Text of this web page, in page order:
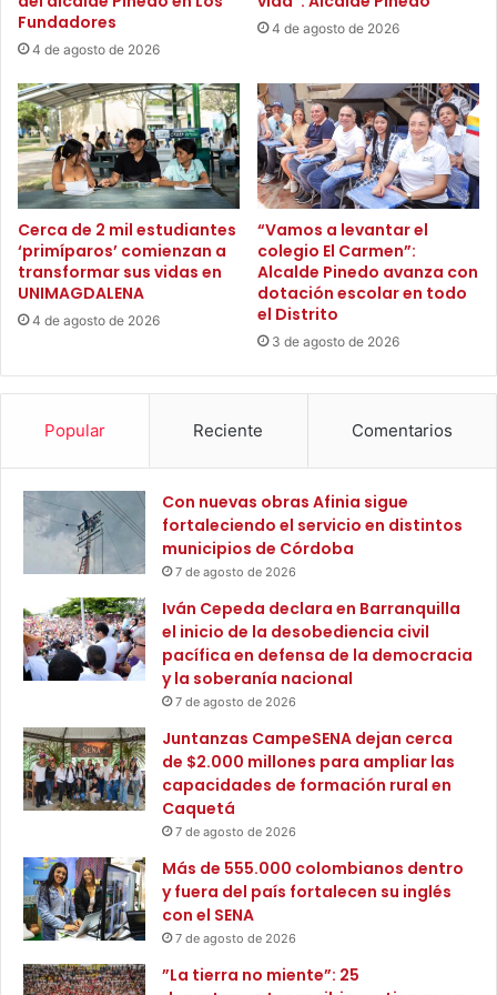
m
M
i
n
i
s
t
r
a
d
e
R
e
s
E
o
s
d
e
C
o
m
b
a
l
n
z
a
m
i
e
n
t
o
d
e
e
v
e
n
o
n
e
s
o
e
c
Fundadores
4 de agosto de 2026
4 de agosto de 2026
Cerca de 2 mil estudiantes
‘primíparos’ comienzan a
transformar sus vidas en
UNIMAGDALENA
4 de agosto de 2026
“Vamos a levantar el
colegio El Carmen”:
Alcalde Pinedo avanza con
dotación escolar en todo
el Distrito
3 de agosto de 2026
Popular Reciente Comentarios
Con nuevas obras Afinia sigue
fortaleciendo el servicio en distintos
municipios de Córdoba
7 de agosto de 2026
Iván Cepeda declara en Barranquilla
el inicio de la desobediencia civil
pacífica en defensa de la democracia
y la soberanía nacional
7 de agosto de 2026
Juntanzas CampeSENA dejan cerca
de $2.000 millones para ampliar las
capacidades de formación rural en
Caquetá
7 de agosto de 2026
Más de 555.000 colombianos dentro
y fuera del país fortalecen su inglés
con el SENA
7 de agosto de 2026
”La tierra no miente”: 25